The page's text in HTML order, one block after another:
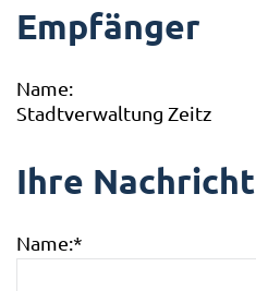
Empfänger
Name:
Stadtverwaltung Zeitz
Ihre Nachricht
Name:*